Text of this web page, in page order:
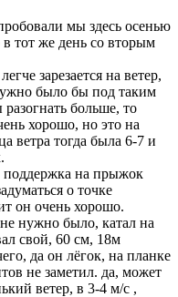
мы здесь осенью
тот же день со вторым
зарезается на ветер,
было бы под таким
больше, то
хорошо, но это на
ветра тогда была 6-7 и
поддержка на прыжок
о точке
он очень хорошо.
нужно было, катал на
свой, 60 см, 18м
да он лёгок, на планке
не заметил. да, может
ветер, в 3-4 м/с ,